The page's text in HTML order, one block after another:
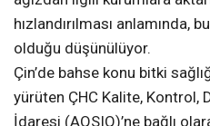
hızlandırılması anlamında,
olduğu düşünülüyor.
Çin’de bahse konu bitki
yürüten ÇHC Kalite, Kontrol,
İdaresi (AQSIQ)’ne bağlı